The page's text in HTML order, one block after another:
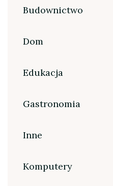
Budownictwo
Dom
Edukacja
Gastronomia
Inne
Komputery